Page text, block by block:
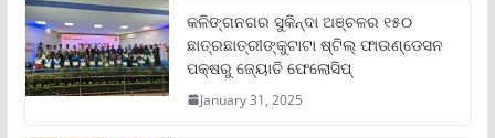
କଳିଙ୍ଗନଗର ସୁକିନ୍ଦା ଅଞ୍ଚଳର ୧୫୦
ଛାତ୍ରଛାତ୍ରୀଙ୍କୁଟାଟା ଷ୍ଟିଲ୍ ଫାଉଣ୍ଡେସନ
ପକ୍ଷରୁ ଜ୍ୟୋତି ଫେଲୋସିପ୍‌
January 31, 2025